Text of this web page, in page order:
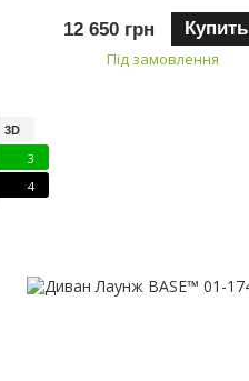
12 650 грн Купить
Під замовлення
3D
3
4